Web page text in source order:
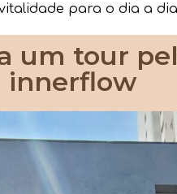
para o dia a
um tour
innerflow